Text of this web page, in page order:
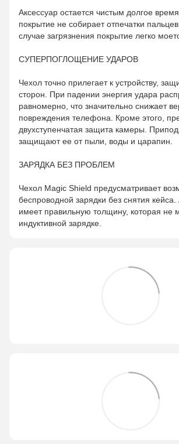
Аксессуар остается чистым долгое
покрытие не собирает отпечатки
случае загрязнения покрытие легко
СУПЕРПОГЛОЩЕНИЕ УДАРОВ
Чехол точно прилегает к устройству,
сторон. При падении энергия удара
равномерно, что значительно снижает
повреждения телефона. Кроме этого,
двухступенчатая защита камеры.
защищают ее от пыли, воды и царапин.
ЗАРЯДКА БЕЗ ПРОБЛЕМ
Чехол Magic Shield предусматривает
беспроводной зарядки без снятия кейса.
имеет правильную толщину, которая не
индуктивной зарядке.